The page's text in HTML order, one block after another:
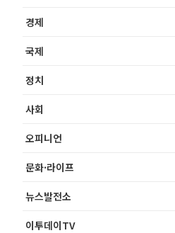
경제
국제
정치
사회
오피니언
문화·라이프
뉴스발전소
이투데이TV